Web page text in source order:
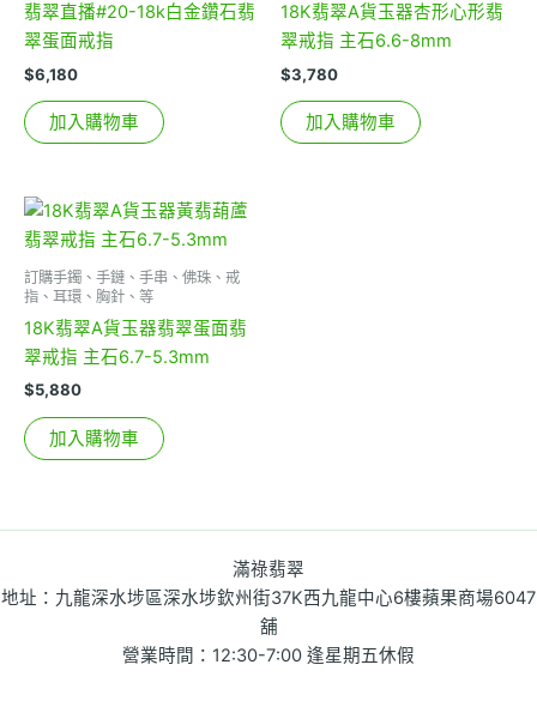
翡翠直播#20-18k白金鑽石翡
翠蛋面戒指
$6,180
加入購物車
18K翡翠A貨玉器杏形心形翡
翠戒指 主石6.6-8mm
$3,780
加入購物車
訂購手鐲、手鏈、手串、佛珠、戒
指、耳環、胸針、等
18K翡翠A貨玉器翡翠蛋面翡
翠戒指 主石6.7-5.3mm
$5,880
加入購物車
滿祿翡翠
地址：九龍深水埗區深水埗欽州街37K西九龍中心6樓蘋果商場6047
舖
營業時間：12:30-7:00 逢星期五休假